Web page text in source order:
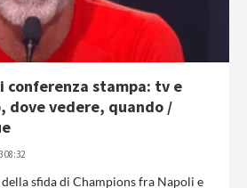
conferenza stampa: tv e
dove vedere, quando /
08:32
sfida di Champions fra Napoli e